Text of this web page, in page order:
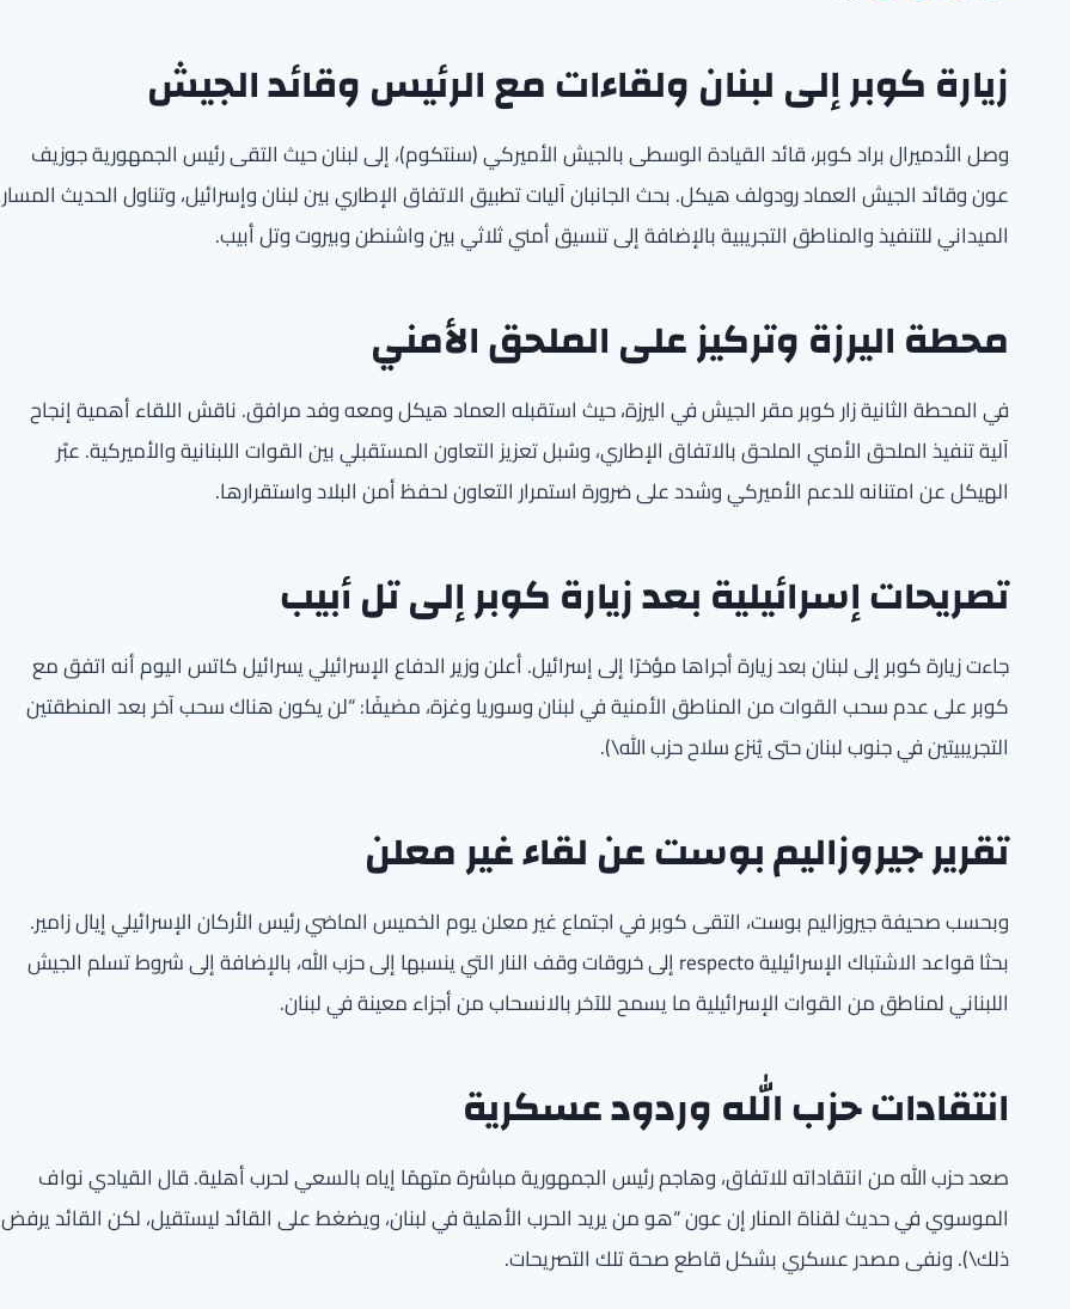
زيارة كوبر إلى لبنان ولقاءات مع الرئيس وقائد الجيش
وصل الأدميرال براد كوبر، قائد القيادة الوسطى بالجيش الأميركي (سنتكوم)، إلى لبنان حيث التقى رئيس الجمهورية جوزيف
عون وقائد الجيش العماد رودولف هيكل. بحث الجانبان آليات تطبيق الاتفاق الإطاري بين لبنان وإسرائيل، وتناول الحديث المسار
الميداني للتنفيذ والمناطق التجريبية بالإضافة إلى تنسيق أمني ثلاثي بين واشنطن وبيروت وتل أبيب.
محطة اليرزة وتركيز على الملحق الأمني
في المحطة الثانية زار كوبر مقر الجيش في اليرزة، حيث استقبله العماد هيكل ومعه وفد مرافق. ناقش اللقاء أهمية إنجاح
آلية تنفيذ الملحق الأمني الملحق بالاتفاق الإطاري، وسُبل تعزيز التعاون المستقبلي بين القوات اللبنانية والأميركية. عبّر
الهيكل عن امتنانه للدعم الأميركي وشدد على ضرورة استمرار التعاون لحفظ أمن البلاد واستقرارها.
تصريحات إسرائيلية بعد زيارة كوبر إلى تل أبيب
جاءت زيارة كوبر إلى لبنان بعد زيارة أجراها مؤخرًا إلى إسرائيل. أعلن وزير الدفاع الإسرائيلي يسرائيل كاتس اليوم أنه اتفق مع
كوبر على عدم سحب القوات من المناطق الأمنية في لبنان وسوريا وغزة، مضيفًا: “لن يكون هناك سحب آخر بعد المنطقتين
التجريبيتين في جنوب لبنان حتى يُنزع سلاح حزب الله\).
تقرير جيروزاليم بوست عن لقاء غير معلن
وبحسب صحيفة جيروزاليم بوست، التقى كوبر في اجتماع غير معلن يوم الخميس الماضي رئيس الأركان الإسرائيلي إيال زامير.
بحثا قواعد الاشتباك الإسرائيلية respecto إلى خروقات وقف النار التي ينسبها إلى حزب الله، بالإضافة إلى شروط تسلم الجيش
اللبناني لمناطق من القوات الإسرائيلية ما يسمح للآخر بالانسحاب من أجزاء معينة في لبنان.
انتقادات حزب الله وردود عسكرية
صعد حزب الله من انتقاداته للاتفاق، وهاجم رئيس الجمهورية مباشرة متهمًا إياه بالسعي لحرب أهلية. قال القيادي نواف
الموسوي في حديث لقناة المنار إن عون “هو من يريد الحرب الأهلية في لبنان، ويضغط على القائد ليستقيل، لكن القائد يرفض
ذلك\). ونفى مصدر عسكري بشكل قاطع صحة تلك التصريحات.